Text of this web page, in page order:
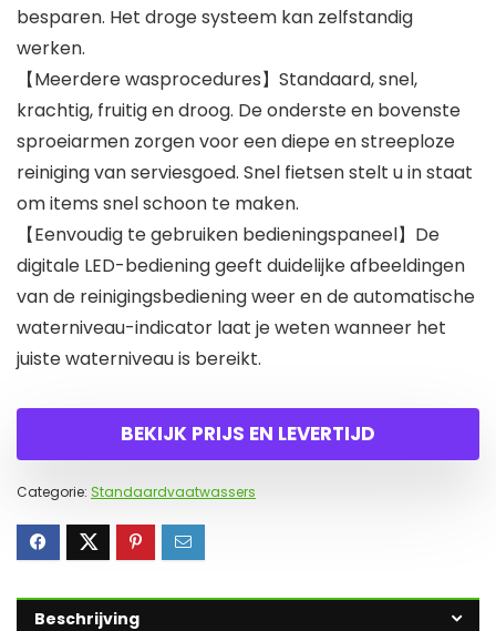
besparen. Het droge systeem kan zelfstandig
werken.
【Meerdere wasprocedures】Standaard, snel,
krachtig, fruitig en droog. De onderste en bovenste
sproeiarmen zorgen voor een diepe en streeploze
reiniging van serviesgoed. Snel fietsen stelt u in staat
om items snel schoon te maken.
【Eenvoudig te gebruiken bedieningspaneel】De
digitale LED-bediening geeft duidelijke afbeeldingen
van de reinigingsbediening weer en de automatische
waterniveau-indicator laat je weten wanneer het
juiste waterniveau is bereikt.
BEKIJK PRIJS EN LEVERTIJD
Categorie: Standaardvaatwassers
Beschrijving